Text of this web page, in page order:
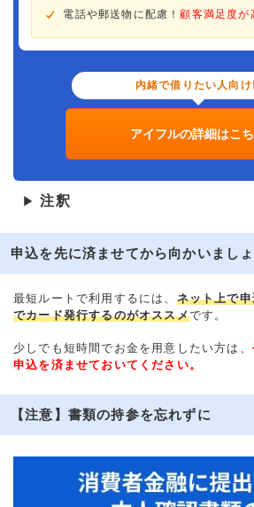
電話や郵送物に配慮！顧客満足度が
内緒で借りたい人向
アイフルの詳細はこ
▶ 注釈
申込を先に済ませてから向かいましょ
最短ルートで利用するには、 ネット上で
でカード発行するのがオススメです。
少しでも短時間でお金を用意したい方は、
申込を済ませておいてください。
【注意】書類の持参を忘れずに